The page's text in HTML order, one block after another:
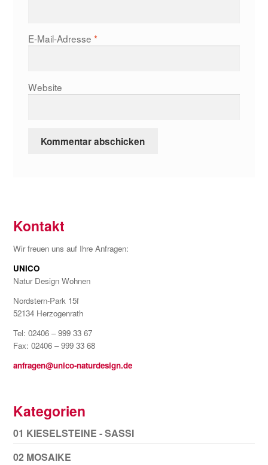
E-Mail-Adresse *
Website
Kontakt
Wir freuen uns auf Ihre Anfragen:
UNICO
Natur Design Wohnen
Nordstern-Park 15f
52134 Herzogenrath
Tel: 02406 – 999 33 67
Fax: 02406 – 999 33 68
anfragen@unico-naturdesign.de
Kategorien
01 KIESELSTEINE - SASSI
02 MOSAIKE